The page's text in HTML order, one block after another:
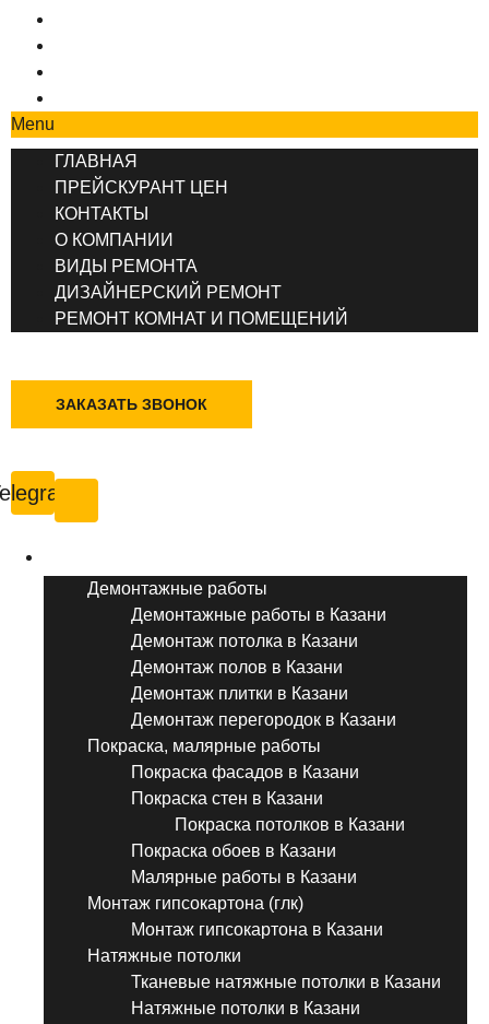
Menu
ГЛАВНАЯ
ПРЕЙСКУРАНТ ЦЕН
КОНТАКТЫ
О КОМПАНИИ
ВИДЫ РЕМОНТА
ДИЗАЙНЕРСКИЙ РЕМОНТ
РЕМОНТ КОМНАТ И ПОМЕЩЕНИЙ
ЗАКАЗАТЬ ЗВОНОК
Демонтажные работы
Демонтажные работы в Казани
Демонтаж потолка в Казани
Демонтаж полов в Казани
Демонтаж плитки в Казани
Демонтаж перегородок в Казани
Покраска, малярные работы
Покраска фасадов в Казани
Покраска стен в Казани
Покраска потолков в Казани
Покраска обоев в Казани
Малярные работы в Казани
Монтаж гипсокартона (глк)
Монтаж гипсокартона в Казани
Натяжные потолки
Тканевые натяжные потолки в Казани
Натяжные потолки в Казани